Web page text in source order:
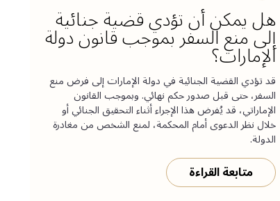
هل يمكن أن تؤدي قضية جنائية
إلى منع السفر بموجب قانون دولة
الإمارات؟
قد تؤدي القضية الجنائية في دولة الإمارات إلى فرض منع
السفر، حتى قبل صدور حكم نهائي. وبموجب القانون
الإماراتي، قد يُفرض هذا الإجراء أثناء التحقيق الجنائي أو
خلال نظر الدعوى أمام المحكمة، لمنع الشخص من مغادرة
الدولة.
متابعة القراءة